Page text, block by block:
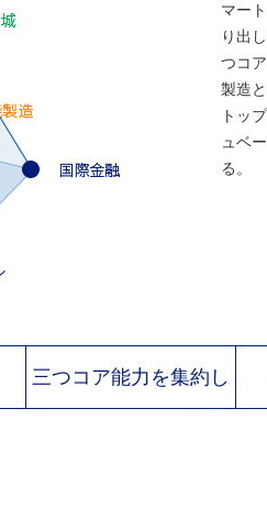
マー
り出
つコ
製造
トッ
ュベ
る。
三つコア能力を集約し